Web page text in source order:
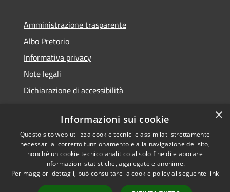
Amministrazione trasparente
Albo Pretorio
Informativa privacy
Note legali
Dichiarazione di accessibilità
RSS
Accessibilità
Cookie
Comune convenzionato
Astigov
Progetto|Convenzione|
Adesioni
×
Informazioni sui cookie
Questo sito web utilizza cookie tecnici e assimilati strettamente
necessari al corretto funzionamento e alla navigazione del sito,
nonché un cookie tecnico analitico al solo fine di elaborare
informazioni statistiche, aggregate e anonime.
Per maggiori dettagli, può consultare la cookie policy al seguente link